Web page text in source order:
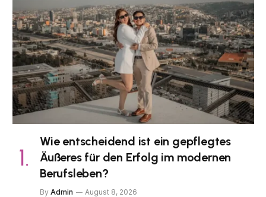
Wie entscheidend ist ein gepflegtes
Äußeres für den Erfolg im modernen
Berufsleben?
By Admin August 8, 2026